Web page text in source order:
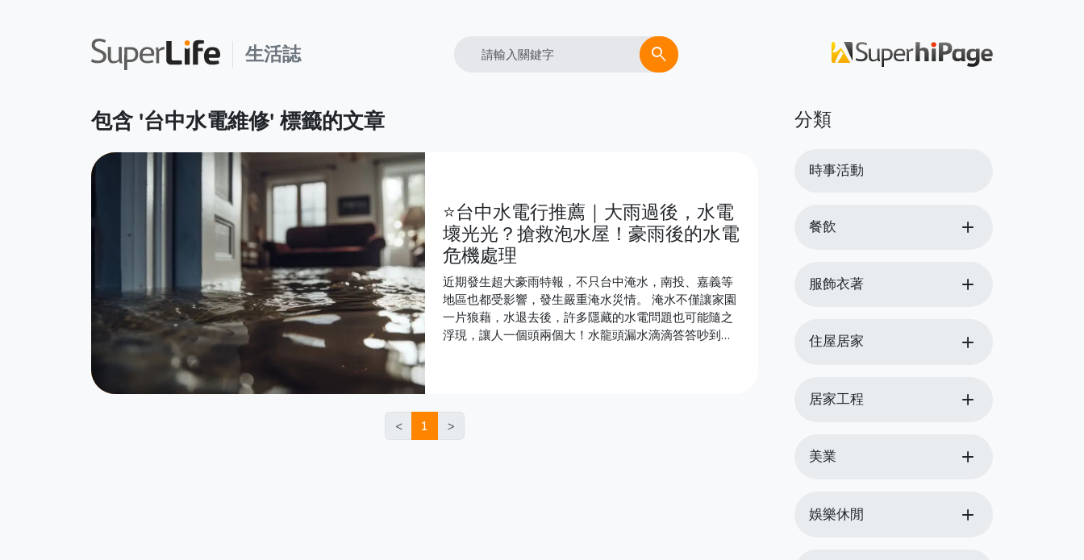
生活誌 Search search
包含 '台中水電維修' 標籤的文章
⭐台中水電行推薦｜大雨過後，水電
壞光光？搶救泡水屋！豪雨後的水電
危機處理
近期發生超大豪雨特報，不只台中淹水，南投、嘉義等
地區也都受影響，發生嚴重淹水災情。 淹水不僅讓家園
一片狼藉，水退去後，許多隱藏的水電問題也可能隨之
浮現，讓人一個頭兩個大！水龍頭漏水滴滴答答吵到睡
的水電問題，並告訴你關於台中水電行推薦，想了解更
多就別錯過！
< 1 >
分類
時事活動
餐飲 add
服飾衣著 add
住屋居家 add
居家工程 add
美業 add
娛樂休閒 add